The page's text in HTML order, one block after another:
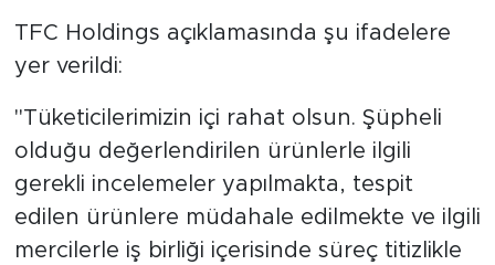
TFC Holdings açıklamasında şu ifadelere
yer verildi:
"Tüketicilerimizin içi rahat olsun. Şüpheli
olduğu değerlendirilen ürünlerle ilgili
gerekli incelemeler yapılmakta, tespit
edilen ürünlere müdahale edilmekte ve ilgili
mercilerle iş birliği içerisinde süreç titizlikle